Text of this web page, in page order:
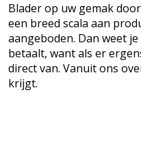
Blader op uw gemak
een breed scala aan
aangeboden. Dan weet
betaalt, want als er
direct van. Vanuit ons
krijgt.